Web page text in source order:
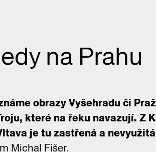
na Prahu
obrazy Vyšehradu či
které na řeku navazují. Z
je tu zastřená a
Michal Fišer.